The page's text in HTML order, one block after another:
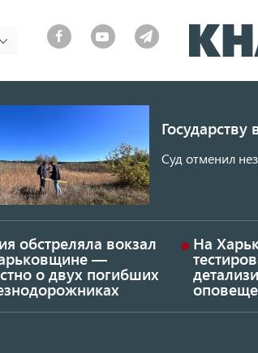
Суд отменил
обстреляла вокзал
—
о двух погибших
На